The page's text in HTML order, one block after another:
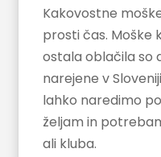
Kakovostne
prosti čas. Moške
ostala oblačila so
narejene v
lahko naredimo
željam in
ali kluba.